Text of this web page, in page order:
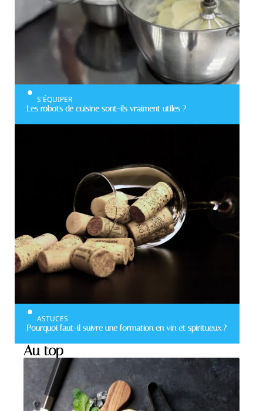
S'ÉQUIPER
Les robots de cuisine sont-ils vraiment utiles ?
ASTUCES
Pourquoi faut-il suivre une formation en vin et spiritueux ?
Au top